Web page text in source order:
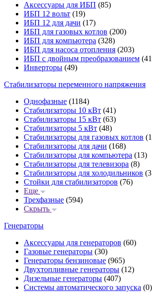
Аксессуары для ИБП (85)
ИБП 12 вольт (19)
ИБП 12 для дачи (17)
ИБП для газовых котлов (200)
ИБП для компьютера (328)
ИБП для насоса отопления (203)
ИБП с двойным преобразованием
Инверторы (49)
Стабилизаторы переменного напряжения
Однофазные (1184)
Стабилизаторы 10 кВт (41)
Стабилизаторы 15 кВт (63)
Стабилизаторы 5 кВт (48)
Стабилизаторы для газовых котлов
Стабилизаторы для дачи (168)
Стабилизаторы для компьютера (13)
Стабилизаторы для телевизора (8)
Стабилизаторы для холодильников
Стойки для стабилизаторов (76)
Еще
Трехфазные (594)
Скрыть
Генераторы
Аксессуары для генераторов (60)
Газовые генераторы (30)
Генераторы бензиновые (965)
Двухтопливные генераторы (12)
Дизельные генераторы (407)
Системы автоматического запуска (0)